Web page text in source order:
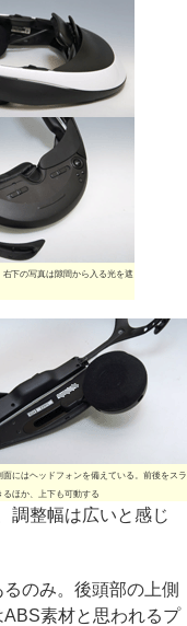
下の写真は隙間から入る光を遮
面にはヘッドフォンを備えている。前後をスラ
るほか、上下も可動する
調整幅は広いと感じ
のみ。後頭部の上側
素材と思われるプ